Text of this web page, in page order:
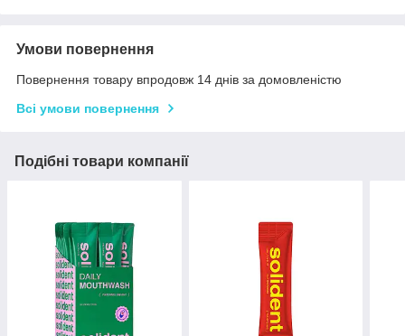
Умови повернення
Повернення товару впродовж 14 днів за домовленістю
Всі умови повернення
Подібні товари компанії